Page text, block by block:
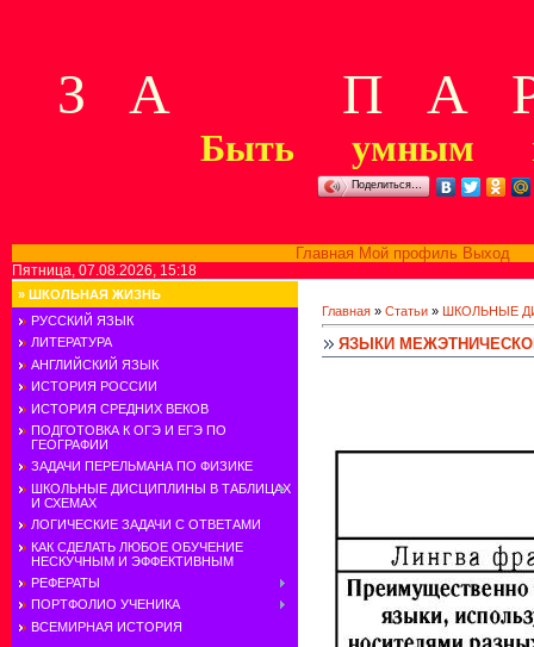
З А П А Р
Быть умным
Поделиться…
Главная Мой профиль Выход
Пятница, 07.08.2026, 15:18
» ШКОЛЬНАЯ ЖИЗНЬ
РУССКИЙ ЯЗЫК
ЛИТЕРАТУРА
АНГЛИЙСКИЙ ЯЗЫК
ИСТОРИЯ РОССИИ
ИСТОРИЯ СРЕДНИХ ВЕКОВ
ПОДГОТОВКА К ОГЭ И ЕГЭ ПО
ГЕОГРАФИИ
ЗАДАЧИ ПЕРЕЛЬМАНА ПО ФИЗИКЕ
ШКОЛЬНЫЕ ДИСЦИПЛИНЫ В ТАБЛИЦАХ
И СХЕМАХ
ЛОГИЧЕСКИЕ ЗАДАЧИ С ОТВЕТАМИ
КАК СДЕЛАТЬ ЛЮБОЕ ОБУЧЕНИЕ
НЕСКУЧНЫМ И ЭФФЕКТИВНЫМ
РЕФЕРАТЫ
ПОРТФОЛИО УЧЕНИКА
ВСЕМИРНАЯ ИСТОРИЯ
Главная » Статьи » ШКОЛЬНЫЕ
ЯЗЫКИ